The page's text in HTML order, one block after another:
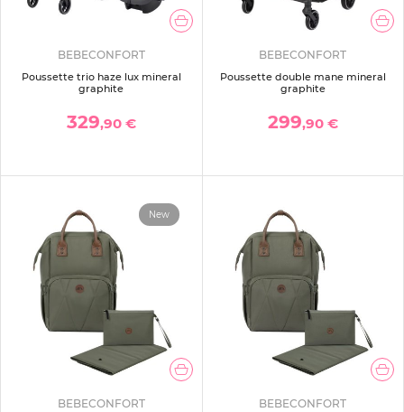
BEBECONFORT
Poussette trio haze lux mineral
graphite
329,90 €
BEBECONFORT
Poussette double mane mineral
graphite
299,90 €
New
BEBECONFORT BEBECONFORT